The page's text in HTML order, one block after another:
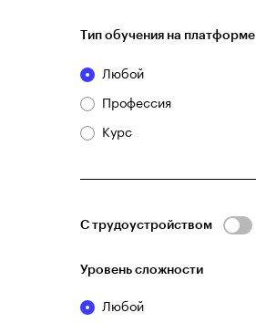
Тип обучения на платформе
Любой
Профессия
Курс
С трудоустройством
Уровень сложности
Любой